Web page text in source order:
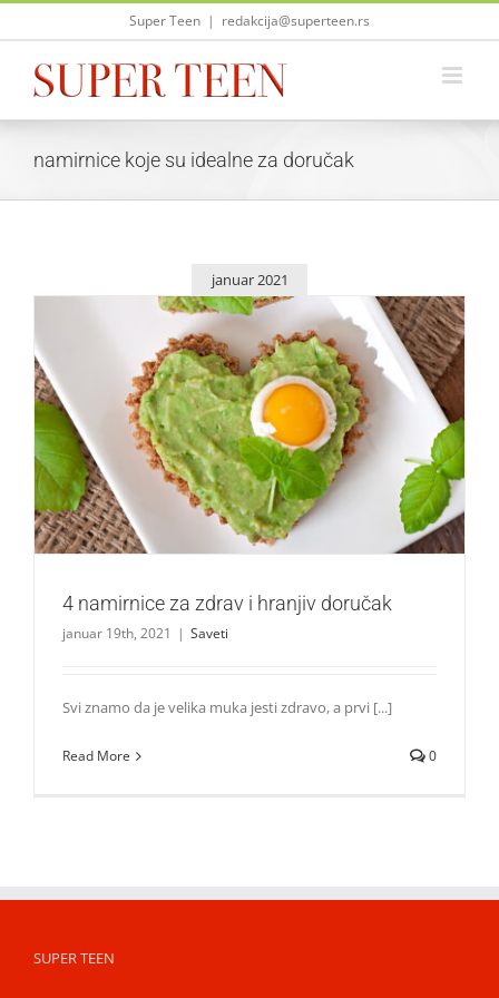
Skip
Super Teen | redakcija@superteen.rs
namirnice koje su idealne za doručak
januar 2021
4 namirnice za zdrav i hranjiv doručak
Saveti
4 namirnice za zdrav i hranjiv doručak
januar 19th, 2021 | Saveti
Svi znamo da je velika muka jesti zdravo, a prvi [...]
Read More 0
SUPER TEEN